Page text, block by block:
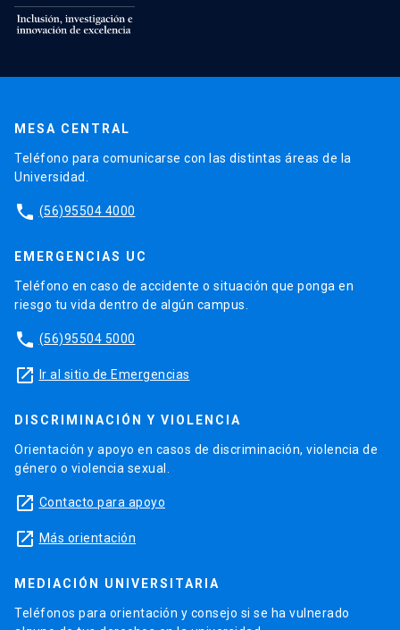
MESA CENTRAL
Teléfono para comunicarse con las distintas áreas de la
Universidad.
phone (56)95504 4000
EMERGENCIAS UC
Teléfono en caso de accidente o situación que ponga en
riesgo tu vida dentro de algún campus.
phone (56)95504 5000
launch Ir al sitio de Emergencias
DISCRIMINACIÓN Y VIOLENCIA
Orientación y apoyo en casos de discriminación, violencia de
género o violencia sexual.
launch Contacto para apoyo
launch Más orientación
MEDIACIÓN UNIVERSITARIA
Teléfonos para orientación y consejo si se ha vulnerado